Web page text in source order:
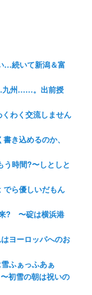
…続いて新潟＆富
九州……。出前授
わく交流しません
き込めるのか、
時間?〜しとしと
でら優しいだもん
? 〜碇は横浜港
ヨーロッパへのお
ふぁっふあぁ
初雪の朝は祝いの